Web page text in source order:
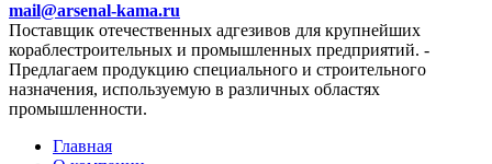
mail@arsenal-kama.ru
Поставщик отечественных адгезивов для крупнейших
кораблестроительных и промышленных предприятий. -
Предлагаем продукцию специального и строительного
назначения, используемую в различных областях
промышленности.
Главная